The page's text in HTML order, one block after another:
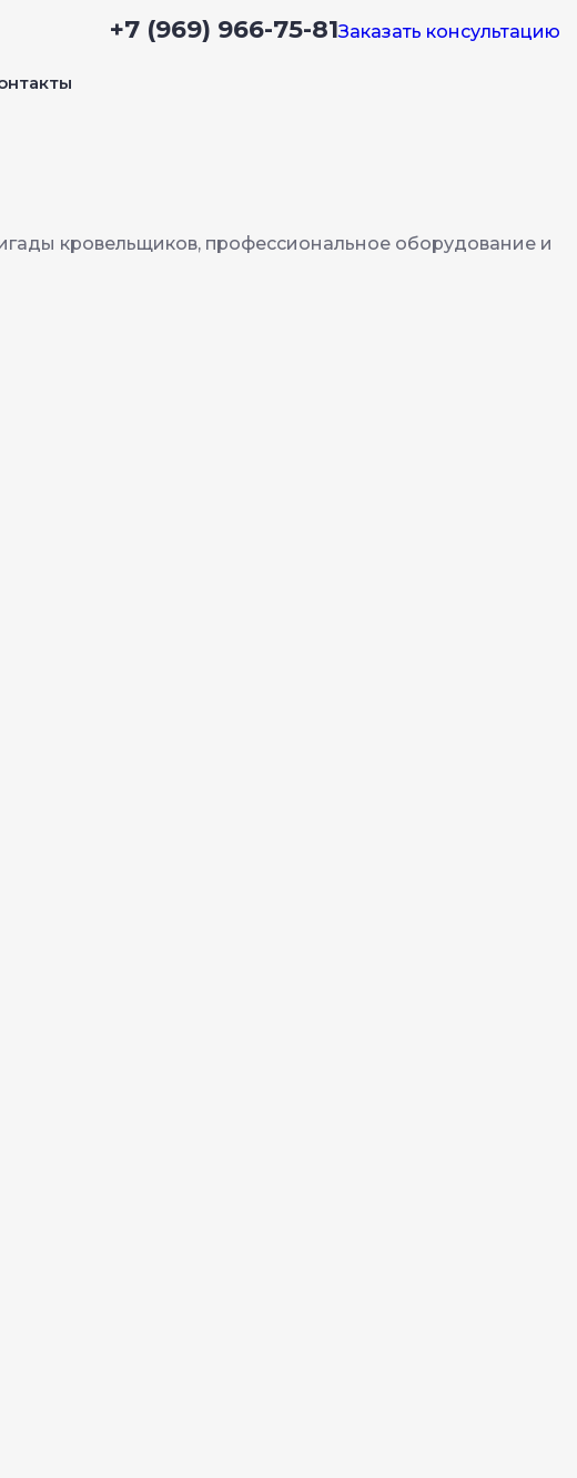
+7 (969) 966-75-81Заказать консультацию
кровельщиков, профессиональное оборудование и